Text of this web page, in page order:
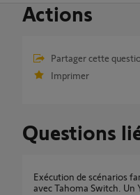
Actions
Partager cette
Imprimer
Questions
Exécution de scénarios fantômes (supprimés)
avec Tahoma Switch. Un